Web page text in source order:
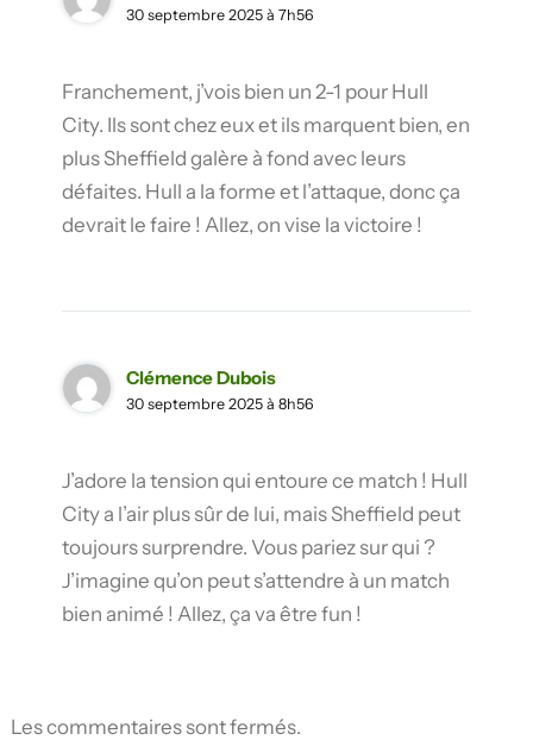
30 septembre 2025 à 7h56
Franchement, j’vois bien un 2-1 pour Hull
City. Ils sont chez eux et ils marquent bien, en
plus Sheffield galère à fond avec leurs
défaites. Hull a la forme et l’attaque, donc ça
devrait le faire ! Allez, on vise la victoire !
Clémence Dubois
30 septembre 2025 à 8h56
J’adore la tension qui entoure ce match ! Hull
City a l’air plus sûr de lui, mais Sheffield peut
toujours surprendre. Vous pariez sur qui ?
J’imagine qu’on peut s’attendre à un match
bien animé ! Allez, ça va être fun !
Les commentaires sont fermés.